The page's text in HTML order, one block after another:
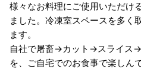
様々なお料理にご使用いただけ
ました。冷凍室スペースを多く
ます。
自社で屠畜→カット→スライス
を、ご自宅でのお食事で楽しん